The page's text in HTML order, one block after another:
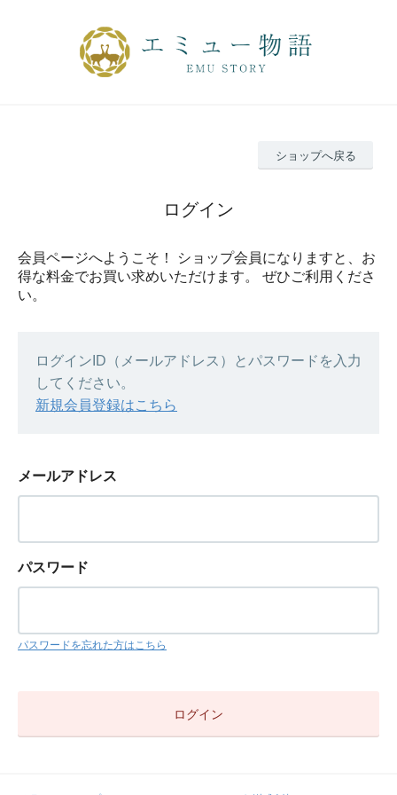
ショップへ戻る
ログイン
会員ページへようこそ！ ショップ会員になりますと、お
得な料金でお買い求めいただけます。 ぜひご利用くださ
い。
ログインID（メールアドレス）とパスワードを入力
してください。
新規会員登録はこちら
メールアドレス
パスワード
パスワードを忘れた方はこちら